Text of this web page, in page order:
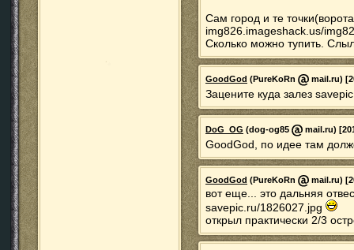
Сам город и те
img826.imageshack.us/
Сколько можно тупить.
GoodGod (PureKoRn mail.ru)
Зацените куда залез
DoG_OG (dog-og85 mail.ru)
GoodGod, по идее там
GoodGod (PureKoRn mail.ru)
вот еще... это дальняя
savepic.ru/1826027.jpg
открыл практически 2/3